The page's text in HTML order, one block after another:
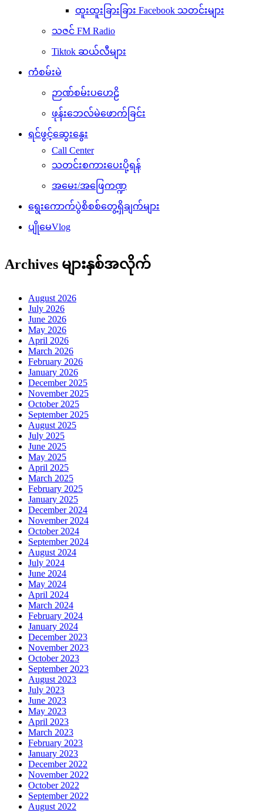
ထူးထူးခြားခြား Facebook သတင်းများ
သဇင် FM Radio
Tiktok ဆယ်လီများ
ကံစမ်းမဲ
ဉာဏ်စမ်းပဟေဠိ
ဖုန်းဘေလ်မဲဖောက်ခြင်း
ရင်ဖွင့်ဆွေးနွေး
Call Center
သတင်းစကားပေးပို့ရန်
အမေး/အဖြေကဏ္ဍ
ရွေးကောက်ပွဲစိစစ်တွေ့ရှိချက်များ
ပျိုမေVlog
Archives များနှစ်အလိုက်
August 2026
July 2026
June 2026
May 2026
April 2026
March 2026
February 2026
January 2026
December 2025
November 2025
October 2025
September 2025
August 2025
July 2025
June 2025
May 2025
April 2025
March 2025
February 2025
January 2025
December 2024
November 2024
October 2024
September 2024
August 2024
July 2024
June 2024
May 2024
April 2024
March 2024
February 2024
January 2024
December 2023
November 2023
October 2023
September 2023
August 2023
July 2023
June 2023
May 2023
April 2023
March 2023
February 2023
January 2023
December 2022
November 2022
October 2022
September 2022
August 2022